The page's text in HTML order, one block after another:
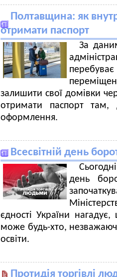
Полтавщина: як
отримати паспорт
За
залишити свої домівки
отримати паспорт
оформлення.
Всесвітній день
день
єдності України
може будь-хто,
освіти.
Протидія торгівлі